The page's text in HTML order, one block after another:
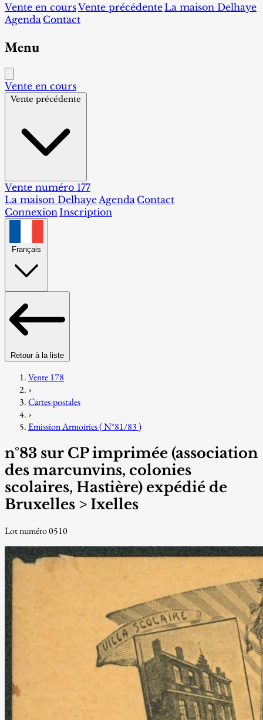
Vente en coursVente précédente La maison Delhaye
Agenda Contact
Menu
Vente en cours
Vente précédente
Vente numéro 177
La maison DelhayeAgenda Contact
ConnexionInscription
Français
Retour à la liste
Vente 178
›
Cartes-postales
›
Emission Armoiries ( N°81/83 )
n°83 sur CP imprimée (association
des marcunvins, colonies
scolaires, Hastière) expédié de
Bruxelles > Ixelles
Lot numéro 0510